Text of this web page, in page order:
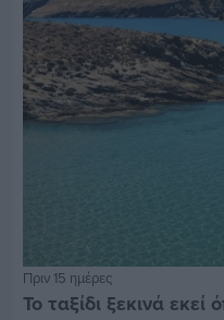
Πριν 15 ημέρες
Το ταξίδι ξεκινά